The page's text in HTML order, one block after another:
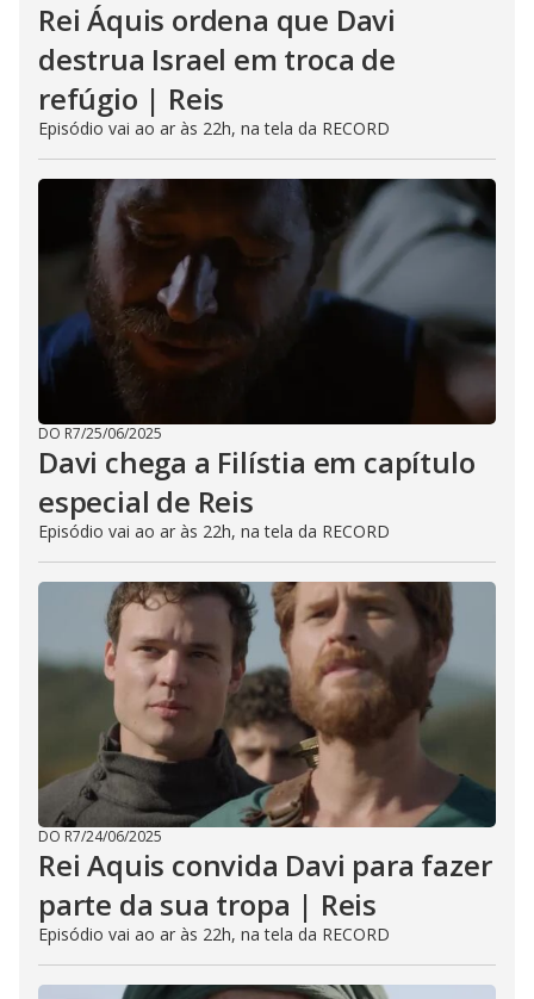
Rei Áquis ordena que Davi
destrua Israel em troca de
refúgio | Reis
Episódio vai ao ar às 22h, na tela da RECORD
DO R7/25/06/2025
Davi chega a Filístia em capítulo
especial de Reis
Episódio vai ao ar às 22h, na tela da RECORD
DO R7/24/06/2025
Rei Aquis convida Davi para fazer
parte da sua tropa | Reis
Episódio vai ao ar às 22h, na tela da RECORD